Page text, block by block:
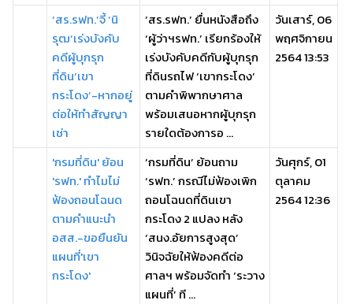
‘สร.รฟท.’จี้ ‘นิ
รุฒ’เร่งบังคับ
คดีผู้บุกรุก
ที่ดิน‘เขา
กระโดง’-หากอยู่
ต่อให้ทำสัญญา
เช่า
‘สร.รฟท.’ ยื่นหนังสือถึง
‘ผู้ว่าฯรฟท.’ เรียกร้องให้
เร่งบังคับคดีกับผู้บุกรุก
ที่ดินรถไฟ ‘เขากระโดง’
ตามคำพิพากษาศาล
พร้อมเสนอหากผู้บุกรุก
รายใดต้องการอ ...
วันเสาร์, 06
พฤศจิกายน
2564 13:53
'กรมที่ดิน' ย้อน
'รฟท.' ทำไมไม่
ฟ้องถอนโฉนด
ตามคำแนะนำ
อสส.-ขอยืนยัน
แผนที่'เขา
กระโดง'
‘กรมที่ดิน’ ย้อนถาม
‘รฟท.’ กรณีไม่ฟ้องเพิก
ถอนโฉนดที่ดินเขา
กระโดง 2 แปลง หลัง
‘สนง.อัยการสูงสุด’
วินิจฉัยให้ฟ้องคดีต่อ
ศาลฯ พร้อมจัดทำ ‘ระวาง
แผนที่’ ที ...
วันศุกร์, 01
ตุลาคม
2564 12:36